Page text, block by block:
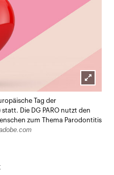
Lightbox
Tag der
Die DG PARO nutzt den
zum Thema Parodontitis